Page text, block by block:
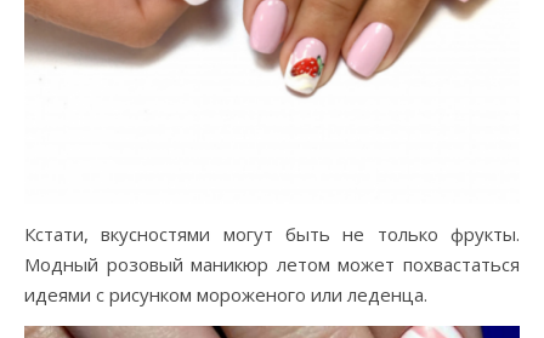
Кстати, вкусностями могут быть не только фрукты.
Модный розовый маникюр летом может похвастаться
идеями с рисунком мороженого или леденца.